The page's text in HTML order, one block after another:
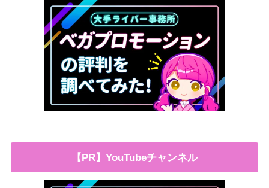
【PR】YouTubeチャンネル